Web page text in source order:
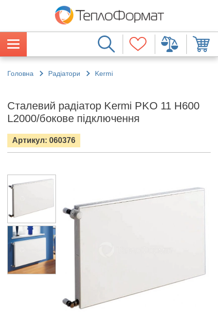
Головна Радіатори Kermi
Сталевий радіатор Kermi PKO 11 H600
L2000/бокове підключення
Артикул: 060376